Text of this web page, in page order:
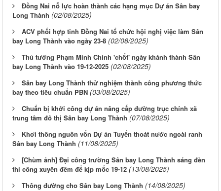
Đồng Nai nỗ lực hoàn thành các hạng mục Dự án Sân bay
Long Thành (02/08/2025)
ACV phối hợp tỉnh Đồng Nai tổ chức hội nghị việc làm Sân
bay Long Thành vào ngày 23-8 (02/08/2025)
Thủ tướng Phạm Minh Chính 'chốt' ngày khánh thành Sân
bay Long Thành vào 19-12-2025 (02/08/2025)
Sân bay Long Thành thử nghiệm thành công phương thức
bay theo tiêu chuẩn PBN (03/08/2025)
Chuẩn bị khởi công dự án nâng cấp đường trục chính xã
trung tâm đô thị Sân bay Long Thành (07/08/2025)
Khơi thông nguồn vốn Dự án Tuyến thoát nước ngoài ranh
Sân bay Long Thành (11/08/2025)
[Chùm ảnh] Đại công trường Sân bay Long Thành sáng đèn
thi công xuyên đêm để kịp mốc 19-12 (13/08/2025)
Thông đường cho Sân bay Long Thành (14/08/2025)